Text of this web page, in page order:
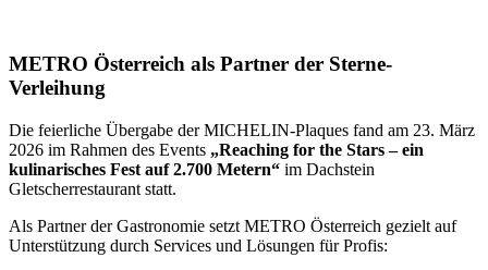
METRO Österreich als Partner der Sterne-
Verleihung
Die feierliche Übergabe der MICHELIN-Plaques fand am 23. März
2026 im Rahmen des Events „Reaching for the Stars – ein
kulinarisches Fest auf 2.700 Metern“ im Dachstein
Gletscherrestaurant statt.
Als Partner der Gastronomie setzt METRO Österreich gezielt auf
Unterstützung durch Services und Lösungen für Profis: